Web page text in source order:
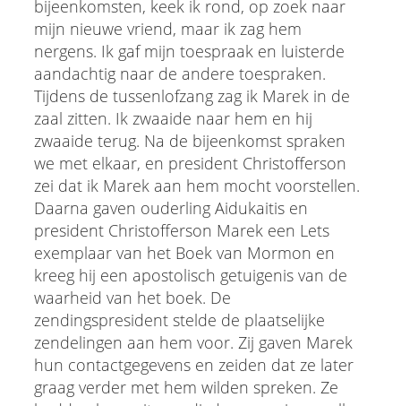
bijeenkomsten, keek ik rond, op zoek naar
mijn nieuwe vriend, maar ik zag hem
nergens. Ik gaf mijn toespraak en luisterde
aandachtig naar de andere toespraken.
Tijdens de tussenlofzang zag ik Marek in de
zaal zitten. Ik zwaaide naar hem en hij
zwaaide terug. Na de bijeenkomst spraken
we met elkaar, en president Christofferson
zei dat ik Marek aan hem mocht voorstellen.
Daarna gaven ouderling Aidukaitis en
president Christofferson Marek een Lets
exemplaar van het Boek van Mormon en
kreeg hij een apostolisch getuigenis van de
waarheid van het boek. De
zendingspresident stelde de plaatselijke
zendelingen aan hem voor. Zij gaven Marek
hun contactgegevens en zeiden dat ze later
graag verder met hem wilden spreken. Ze